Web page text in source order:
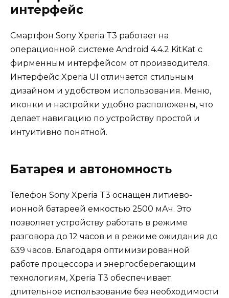
интерфейс
Смартфон Sony Xperia T3 работает на
операционной системе Android 4.4.2 KitKat с
фирменным интерфейсом от производителя.
Интерфейс Xperia UI отличается стильным
дизайном и удобством использования. Меню,
иконки и настройки удобно расположены, что
делает навигацию по устройству простой и
интуитивно понятной.
Батарея и автономность
Телефон Sony Xperia T3 оснащен литиево-
ионной батареей емкостью 2500 мАч. Это
позволяет устройству работать в режиме
разговора до 12 часов и в режиме ожидания до
639 часов. Благодаря оптимизированной
работе процессора и энергосберегающим
технологиям, Xperia T3 обеспечивает
длительное использование без необходимости